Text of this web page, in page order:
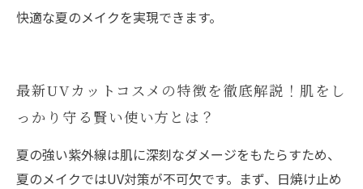
快適な夏のメイクを実現できます。
最新UVカットコスメの特徴を徹底解説！肌をし
っかり守る賢い使い方とは？
夏の強い紫外線は肌に深刻なダメージをもたらすため、
夏のメイクではUV対策が不可欠です。まず、日焼け止め